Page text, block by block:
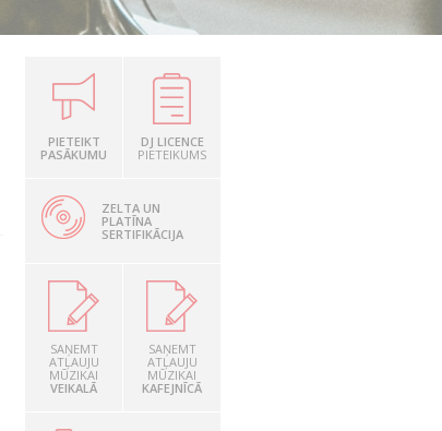
PIETEIKT
PASĀKUMU
DJ LICENCE
PIETEIKUMS
ZELTA UN
PLATĪNA
SERTIFIKĀCIJA
SAŅEMT
ATĻAUJU
MŪZIKAI
VEIKALĀ
SAŅEMT
ATĻAUJU
MŪZIKAI
KAFEJNĪCĀ